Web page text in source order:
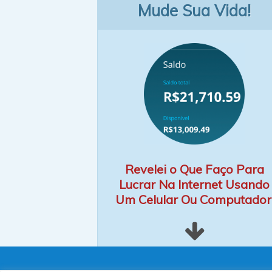
Mude Sua Vida!
Revelei o Que Faço Para
Lucrar Na Internet Usando
Um Celular Ou